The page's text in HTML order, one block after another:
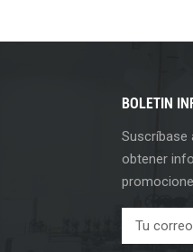
BOLETIN
Suscríbase
obtener